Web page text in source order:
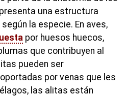
una estructura
la especie. En aves,
por huesos huecos,
que contribuyen al
pueden ser
por venas que les
las alitas están